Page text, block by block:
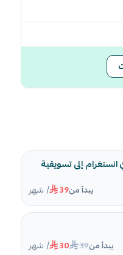
إلى تسويقية
يبدأ من39 / شهر
يبدأ من39
30 / شهر